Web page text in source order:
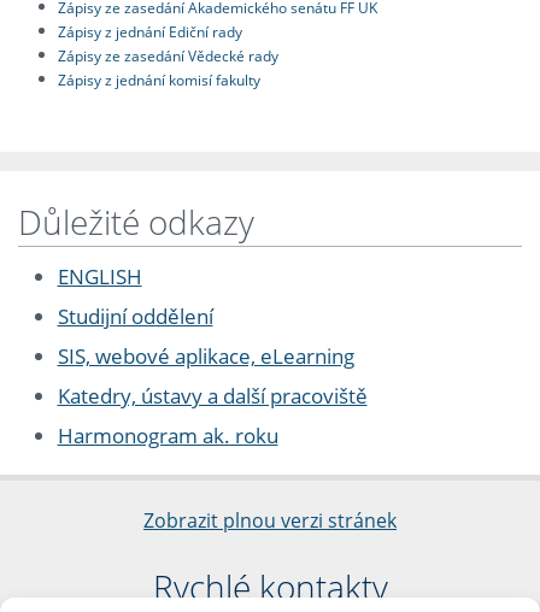
Zápisy ze zasedání Akademického senátu FF UK
Zápisy z jednání Ediční rady
Zápisy ze zasedání Vědecké rady
Zápisy z jednání komisí fakulty
Důležité odkazy
ENGLISH
Studijní oddělení
SIS, webové aplikace, eLearning
Katedry, ústavy a další pracoviště
Harmonogram ak. roku
Zobrazit plnou verzi stránek
Rychlé kontakty